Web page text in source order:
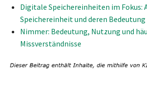
Digitale Speichereinheiten im Fokus:
Speichereinheit und deren Bedeutung
Nimmer: Bedeutung, Nutzung und
Missverständnisse